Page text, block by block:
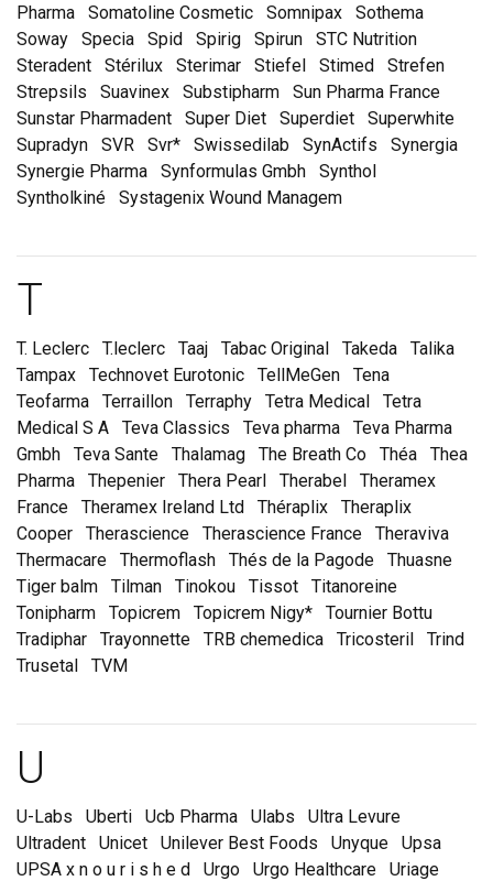
Pharma
Somatoline Cosmetic Somnipax
Sothema
Soway
Specia Spid Spirig Spirun
STC Nutrition
Steradent
Stérilux Sterimar Stiefel Stimed
Strefen
Strepsils
Suavinex Substipharm
Sun Pharma France
Sunstar Pharmadent
Super Diet Superdiet
Superwhite
Supradyn
SVR Svr* Swissedilab SynActifs
Synergia
Synergie Pharma
Synformulas Gmbh
Synthol
Syntholkiné
Systagenix Wound Managem
Marques et
T
T. Leclerc T.leclerc Taaj Tabac Original Takeda
Talika
Tampax
Technovet Eurotonic TellMeGen
Tena
Teofarma
Terraillon Terraphy Tetra Medical
Tetra
Medical S A
Teva Classics Teva pharma
Teva Pharma
Gmbh
Teva Sante Thalamag The Breath Co Théa
Thea
Pharma
Thepenier Thera Pearl Therabel
Theramex
France
Theramex Ireland Ltd Théraplix
Theraplix
Cooper
Therascience Therascience France
Theraviva
Thermacare
Thermoflash Thés de la Pagode
Thuasne
Tiger balm
Tilman Tinokou Tissot
Titanoreine
Tonipharm
Topicrem Topicrem Nigy*
Tournier Bottu
Tradiphar
Trayonnette TRB chemedica Tricosteril
Trind
Trusetal
TVM
Marques et
U
U-Labs Uberti Ucb Pharma Ulabs
Ultra Levure
Ultradent
Unicet Unilever Best Foods Unyque
Upsa
UPSA x n o u r i s h e d
Urgo Urgo Healthcare
Uriage